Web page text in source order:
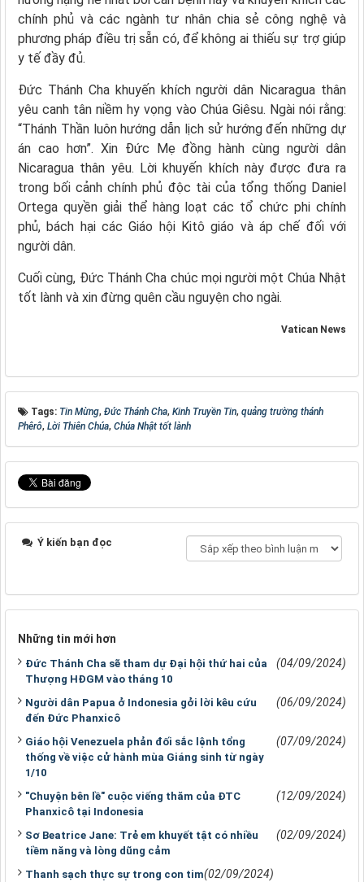
chính phủ và các ngành tư nhân chia sẻ công nghệ và
phương pháp điều trị sẵn có, để không ai thiếu sự trợ giúp
y tế đầy đủ.
Đức Thánh Cha khuyến khích người dân Nicaragua thân
yêu canh tân niềm hy vọng vào Chúa Giêsu. Ngài nói rằng:
“Thánh Thần luôn hướng dẫn lịch sử hướng đến những dự
án cao hơn”. Xin Đức Mẹ đồng hành cùng người dân
Nicaragua thân yêu. Lời khuyến khích này được đưa ra
trong bối cảnh chính phủ độc tài của tổng thống Daniel
Ortega quyền giải thể hàng loạt các tổ chức phi chính
phủ, bách hại các Giáo hội Kitô giáo và áp chế đối với
người dân.
Cuối cùng, Đức Thánh Cha chúc mọi người một Chúa Nhật
tốt lành và xin đừng quên cầu nguyện cho ngài.
Vatican News
Tags: Tin Mừng, Đức Thánh Cha, Kinh Truyền Tin, quảng trường thánh
Phêrô, Lời Thiên Chúa, Chúa Nhật tốt lành
Ý kiến bạn đọc
Những tin mới hơn
Đức Thánh Cha sẽ tham dự Đại hội thứ hai của
Thượng HĐGM vào tháng 10
(04/09/2024)
Người dân Papua ở Indonesia gởi lời kêu cứu
đến Đức Phanxicô
(06/09/2024)
Giáo hội Venezuela phản đối sắc lệnh tổng
thống về việc cử hành mùa Giáng sinh từ ngày
1/10
(07/09/2024)
"Chuyện bên lề" cuộc viếng thăm của ĐTC
Phanxicô tại Indonesia
(12/09/2024)
Sơ Beatrice Jane: Trẻ em khuyết tật có nhiều
tiềm năng và lòng dũng cảm
(02/09/2024)
Thanh sạch thực sự trong con tim(02/09/2024)